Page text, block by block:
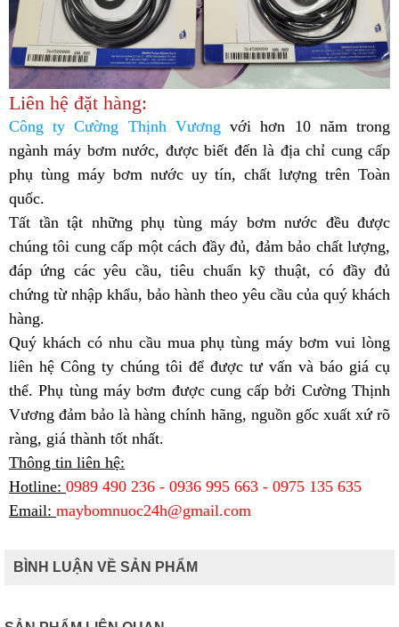
Liên hệ đặt hàng:
Công ty Cường Thịnh Vương với hơn 10 năm trong
ngành máy bơm nước, được biết đến là địa chỉ cung cấp
phụ tùng máy bơm nước uy tín, chất lượng trên Toàn
quốc.
Tất tần tật những phụ tùng máy bơm nước đều được
chúng tôi cung cấp một cách đầy đủ, đảm bảo chất lượng,
đáp ứng các yêu cầu, tiêu chuẩn kỹ thuật, có đầy đủ
chứng từ nhập khẩu, bảo hành theo yêu cầu của quý khách
hàng.
Quý khách có nhu cầu mua phụ tùng máy bơm vui lòng
liên hệ Công ty chúng tôi để được tư vấn và báo giá cụ
thể. Phụ tùng máy bơm được cung cấp bởi Cường Thịnh
Vương đảm bảo là hàng chính hãng, nguồn gốc xuất xứ rõ
ràng, giá thành tốt nhất.
Thông tin liên hệ:
Hotline: 0989 490 236 - 0936 995 663 - 0975 135 635
Email: maybomnuoc24h@gmail.com
BÌNH LUẬN VỀ SẢN PHẨM